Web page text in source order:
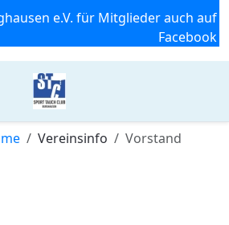
e.V. für Mitglieder auch auf
Facebook
Vereinsinfo Vorstand